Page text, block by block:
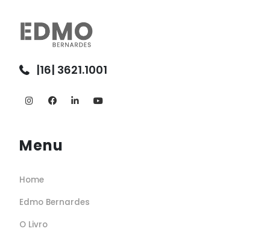
|16| 3621.1001
Menu
Home
Edmo Bernardes
O Livro